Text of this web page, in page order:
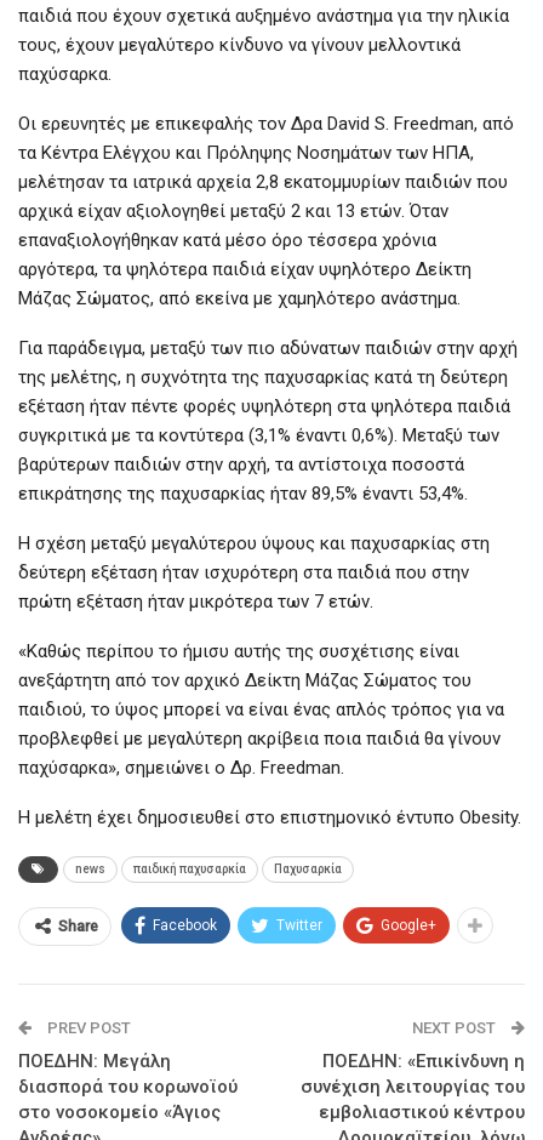
παιδιά που έχουν σχετικά αυξημένο ανάστημα για την ηλικία
τους, έχουν μεγαλύτερο κίνδυνο να γίνουν μελλοντικά
παχύσαρκα.
Οι ερευνητές με επικεφαλής τον Δρα David S. Freedman, από
τα Κέντρα Ελέγχου και Πρόληψης Νοσημάτων των ΗΠΑ,
μελέτησαν τα ιατρικά αρχεία 2,8 εκατομμυρίων παιδιών που
αρχικά είχαν αξιολογηθεί μεταξύ 2 και 13 ετών. Όταν
επαναξιολογήθηκαν κατά μέσο όρο τέσσερα χρόνια
αργότερα, τα ψηλότερα παιδιά είχαν υψηλότερο Δείκτη
Μάζας Σώματος, από εκείνα με χαμηλότερο ανάστημα.
Για παράδειγμα, μεταξύ των πιο αδύνατων παιδιών στην αρχή
της μελέτης, η συχνότητα της παχυσαρκίας κατά τη δεύτερη
εξέταση ήταν πέντε φορές υψηλότερη στα ψηλότερα παιδιά
συγκριτικά με τα κοντύτερα (3,1% έναντι 0,6%). Μεταξύ των
βαρύτερων παιδιών στην αρχή, τα αντίστοιχα ποσοστά
επικράτησης της παχυσαρκίας ήταν 89,5% έναντι 53,4%.
Η σχέση μεταξύ μεγαλύτερου ύψους και παχυσαρκίας στη
δεύτερη εξέταση ήταν ισχυρότερη στα παιδιά που στην
πρώτη εξέταση ήταν μικρότερα των 7 ετών.
«Καθώς περίπου το ήμισυ αυτής της συσχέτισης είναι
ανεξάρτητη από τον αρχικό Δείκτη Μάζας Σώματος του
παιδιού, το ύψος μπορεί να είναι ένας απλός τρόπος για να
προβλεφθεί με μεγαλύτερη ακρίβεια ποια παιδιά θα γίνουν
παχύσαρκα», σημειώνει ο Δρ. Freedman.
Η μελέτη έχει δημοσιευθεί στο επιστημονικό έντυπο Obesity.
news παιδική παχυσαρκία Παχυσαρκία
Share Facebook Twitter Google+
PREV POST
ΠΟΕΔΗΝ: Μεγάλη
διασπορά του κορωνοϊού
στο νοσοκομείο «Άγιος
NEXT POST
ΠΟΕΔΗΝ: «Επικίνδυνη η
συνέχιση λειτουργίας του
εμβολιαστικού κέντρου